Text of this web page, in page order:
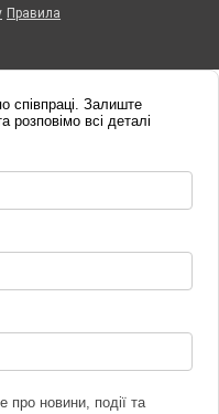
Правила
співпраці. Залиште
розповімо всі деталі
про новини, події та